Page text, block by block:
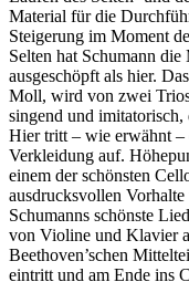
Material für die
Steigerung im Moment
Selten hat Schumann
ausgeschöpft als hier.
Moll, wird von zwei
singend und imitatorisch,
Hier tritt – wie erwähnt –
Verkleidung auf.
einem der schönsten
ausdrucksvollen
Schumanns schönste
von Violine und Klavier
Beethoven’schen
eintritt und am Ende ins